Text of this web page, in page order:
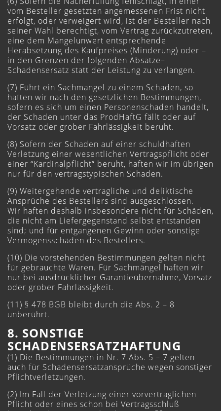
vom Besteller gesetzten angemessenen Frist nicht
erfolgt, oder verweigert wird, ist der Besteller nach
seiner Wahl berechtigt, vom Vertrag zurückzutreten,
eine dem Mangelunwert entsprechende
Herabsetzung des Kaufpreises (Minderung) oder –
in den Grenzen der folgenden Absätze–
Schadensersatz statt der Leistung zu verlangen.
(7) Führt ein Sachmangel zu einem Schaden, so
haften wir nach den gesetzlichen Bestimmungen,
sofern es sich um einen Personenschaden handelt,
der Schaden unter das ProdHaftG fällt oder auf
Vorsatz oder grober Fahrlässigkeit beruht.
(8) Sofern der Schaden auf einer schuldhaften
Verletzung einer wesentlichen Vertragspflicht oder
einer “Kardinalpflicht“ beruht, haften wir im übrigen
nur für den vertragstypischen Schaden.
(9) Weitergehende vertragliche und deliktische
Ansprüche des Bestellers sind ausgeschlossen.
Wir haften deshalb insbesondere nicht für Schäden,
die nicht am Liefergegenstand selbst entstanden
sind; und für entgangenen Gewinn oder sonstige
Vermögensschäden des Bestellers.
(10) Die vorstehenden Bestimmungen gelten nicht
für gebrauchte Waren. Für Sachmängel haften wir
nur bei ausdrücklicher Garantieübernahme, Vorsatz
oder grober Fahrlässigkeit.
(11) § 478 BGB bleibt durch die Abs. 2 – 8
unberührt.
8. SONSTIGE
SCHADENSERSATZHAFTUNG
(1) Die Bestimmungen in Nr. 7 Abs. 5 – 7 gelten
auch für Schadensersatzansprüche wegen sonstiger
Pflichtverletzungen.
(2) Im Fall der Verletzung einer vorvertraglichen
Pflicht oder eines schon bei Vertragsschluß